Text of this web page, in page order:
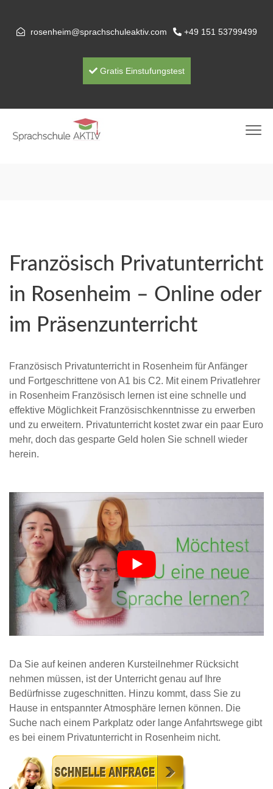
rosenheim@sprachschuleaktiv.com +49 151 53799499
Gratis Einstufungstest
Französisch Privatunterricht
in Rosenheim – Online oder
im Präsenzunterricht
Französisch Privatunterricht in Rosenheim für Anfänger
und Fortgeschrittene von A1 bis C2. Mit einem Privatlehrer
in Rosenheim Französisch lernen ist eine schnelle und
effektive Möglichkeit Französischkenntnisse zu erwerben
und zu erweitern. Privatunterricht kostet zwar ein paar Euro
mehr, doch das gesparte Geld holen Sie schnell wieder
herein.
Da Sie auf keinen anderen Kursteilnehmer Rücksicht
nehmen müssen, ist der Unterricht genau auf Ihre
Bedürfnisse zugeschnitten. Hinzu kommt, dass Sie zu
Hause in entspannter Atmosphäre lernen können. Die
Suche nach einem Parkplatz oder lange Anfahrtswege gibt
es bei einem Privatunterricht in Rosenheim nicht.